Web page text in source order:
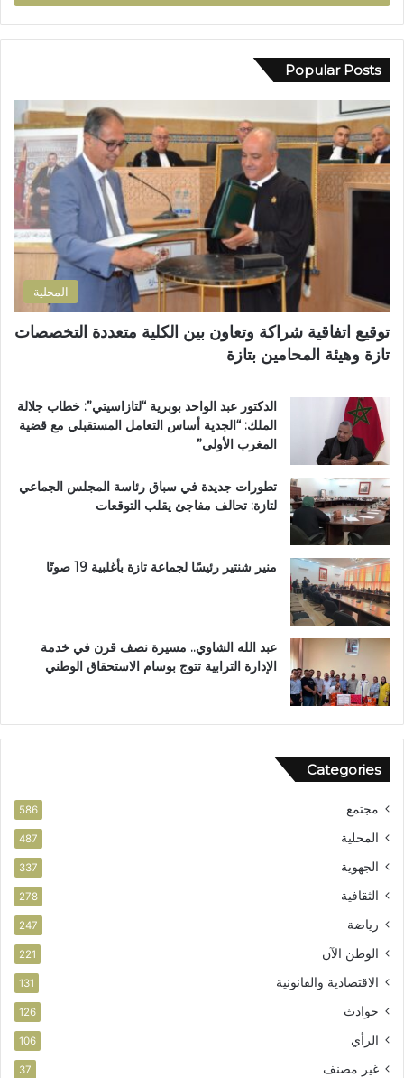
و
م
ل
ن
ض
و
ا
ي
ت
ا
.
.
و
ط
ب
ي
ا
ب
ر
ك
ا
ل
إ
ل
ك
Popular Posts
المحلية
توقيع اتفاقية شراكة وتعاون بين الكلية متعددة التخصصات
تازة وهيئة المحامين بتازة
الدكتور عبد الواحد بوبرية “لتازاسيتي”: خطاب جلالة
الملك: “الجدية أساس التعامل المستقبلي مع قضية
المغرب الأولى”
تطورات جديدة في سباق رئاسة المجلس الجماعي
لتازة: تحالف مفاجئ يقلب التوقعات
منير شنتير رئيسًا لجماعة تازة بأغلبية 19 صوتًا
عبد الله الشاوي.. مسيرة نصف قرن في خدمة
الإدارة الترابية تتوج بوسام الاستحقاق الوطني
Categories
مجتمع 586
المحلية 487
الجهوية 337
الثقافية 278
رياضة 247
الوطن الآن 221
الاقتصادية والقانونية 131
حوادث 126
الرأي 106
غير مصنف 37